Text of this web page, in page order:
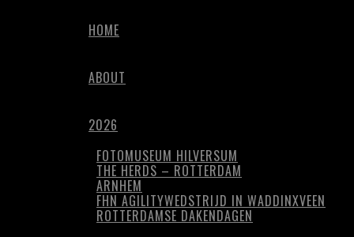
HOME
ABOUT
2026
FOTOMUSEUM HILVERSUM
THE HERDS – ROTTERDAM
ARNHEM
FHN AGILITYWEDSTRIJD IN WADDINXVEEN
ROTTERDAMSE DAKENDAGEN